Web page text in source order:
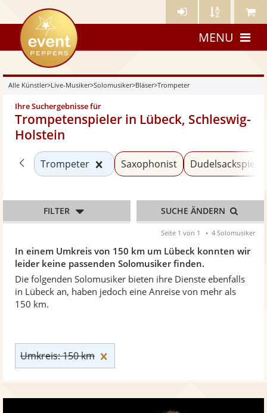
Künstler- Künstler Meine
eventpeppers
MENU
Alle Künstler>Live-Musiker>Solomusiker>Bläser>Trompeter
Ihre Suchergebnisse für
Trompetenspieler in Lübeck, Schleswig-
Holstein
In einem Umkreis von 150 km um Lübeck konnten wir
leider keine passenden Solomusiker finden.
Die folgenden Solomusiker bieten ihre Dienste ebenfalls
in Lübeck an, haben jedoch eine Anreise von mehr als
150 km.
Zurück zu «Bläser»
Trompeter Kategorie «Trompeter»
Saxophonist Dudelsackspieler
Umkreis: 150 km
FILTER SUCHE ÄNDERN
Seite 1 von 1 4 Solomusiker